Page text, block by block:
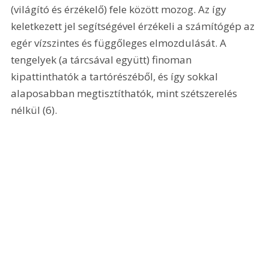
(világító és érzékelő) fele között mozog. Az így
keletkezett jel segítségével érzékeli a számítógép az
egér vízszintes és függőleges elmozdulását. A
tengelyek (a tárcsával együtt) finoman
kipattinthatók a tartórészéből, és így sokkal
alaposabban megtisztíthatók, mint szétszerelés
nélkül (6).